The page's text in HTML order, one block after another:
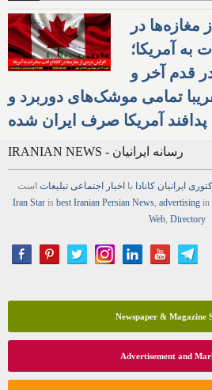
مغازه‌ها در
به آمریکا؛
قدم آخر و
تمامی موشک‌های دوربرد و
IRANIAN NEWS - رسانه ایرانیان
ایرانیان کانادا با اخبار اجتماعی تبلیغات است
Iran Staris best Iranian Persian News, advertisingin
Web, Directory
Newspaper & Magazine
Advertisement and